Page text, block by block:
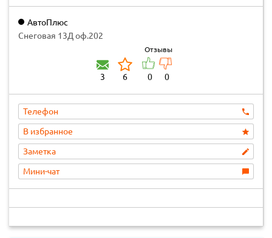
АвтоПлюс
Снеговая 13Д оф.202
3 6
Отзывы
0 0
Телефон
В избранное
Заметка
Мини-чат